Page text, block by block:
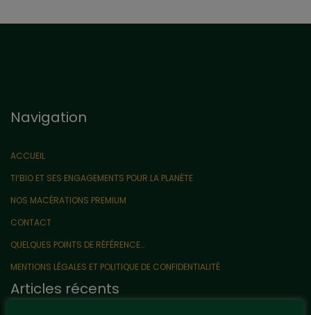
Navigation
ACCUEIL
TI’BIO ET SES ENGAGEMENTS POUR LA PLANÈTE
NOS MACÉRATIONS PREMIUM
CONTACT
QUELQUES POINTS DE RÉFÉRENCE…
MENTIONS LÉGALES ET POLITIQUE DE CONFIDENTIALITÉ
Articles récents